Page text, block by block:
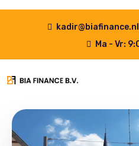
kadir@biafinance.nl
Ma - Vr: